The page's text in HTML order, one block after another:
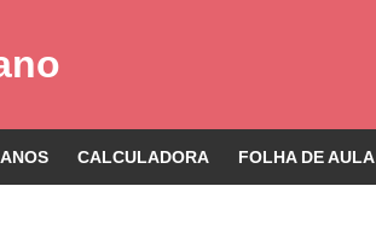
CALCULADORA FOLHA DE AULA